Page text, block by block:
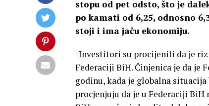
stopu od pet odsto, što je
po kamati od 6,25, odnosno
stoji i ima jaču ekonomiju.
-Investitori su procijenili da je
Federaciji BiH. Činjenica je da je
godinu, kada je globalna
procjenjuju da je u Federaciji